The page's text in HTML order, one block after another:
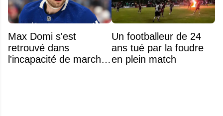
Max Domi s'est
retrouvé dans
l'incapacité de marcher
Un footballeur de 24
ans tué par la foudre
en plein match